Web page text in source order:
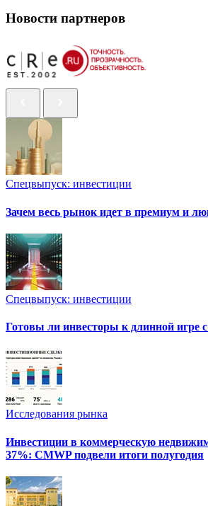
Новости партнеров
Спецвыпуск: инвестиции
Зачем весь рынок идет в премиум и
Спецвыпуск: инвестиции
Готовы ли инвесторы к длинной игре
Исследования рынка
Инвестиции в коммерческую
37%: CMWP подвели итоги полугодия